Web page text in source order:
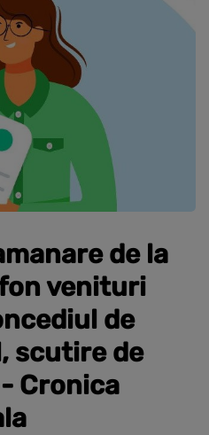
de la
venituri
de
scutire de
Cronica